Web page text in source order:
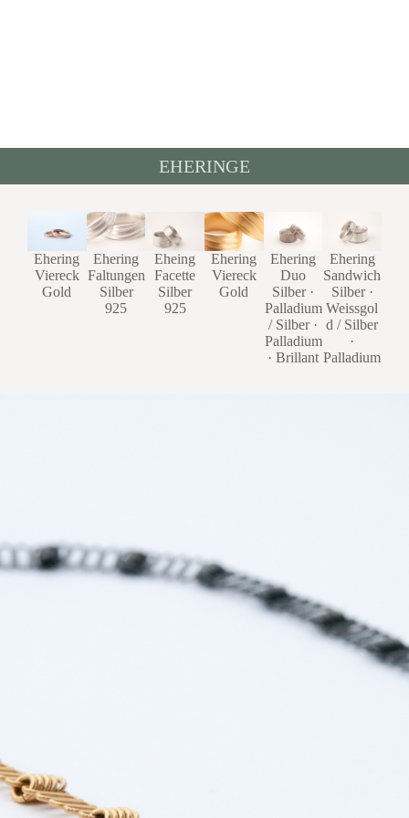
EHERINGE
Ehering
Viereck
Gold
Ehering
Faltungen
Silber
925
Eheing
Facette
Silber
925
Ehering
Viereck
Gold
Ehering
Duo
Silber ·
Palladium
/ Silber ·
Palladium
· Brillant
Ehering
Sandwich
Silber ·
Weissgol
d / Silber
·
Palladium